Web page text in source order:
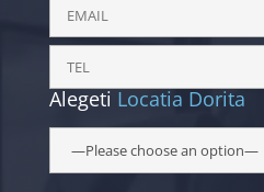
Alegeti Locatia Dorita